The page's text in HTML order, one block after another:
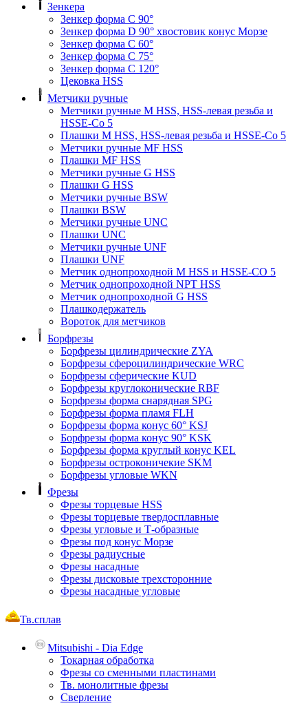
Зенкера
Зенкер форма С 90°
Зенкер форма D 90° хвостовик конус Морзе
Зенкер форма С 60°
Зенкер форма С 75°
Зенкер форма С 120°
Цековка HSS
Метчики ручные
Метчики ручные M HSS, HSS-левая резьба и
HSSE-Co 5
Плашки M HSS, HSS-левая резьба и HSSE-Co 5
Метчики ручные MF HSS
Плашки MF HSS
Метчики ручные G HSS
Плашки G HSS
Метчики ручные BSW
Плашки BSW
Метчики ручные UNC
Плашки UNC
Метчики ручные UNF
Плашки UNF
Метчик однопроходной M HSS и HSSE-CO 5
Метчик однопроходной NPT HSS
Метчик однопроходной G HSS
Плашкодержатель
Вороток для метчиков
Борфрезы
Борфрезы цилиндрические ZYA
Борфрезы сфероцилиндрические WRC
Борфрезы сферические KUD
Борфрезы круглоконические RBF
Борфрезы форма снарядная SPG
Борфрезы форма пламя FLH
Борфрезы форма конус 60° KSJ
Борфрезы форма конус 90° KSK
Борфрезы форма круглый конус KEL
Борфрезы остроконичекие SKM
Борфрезы угловые WKN
Фрезы
Фрезы торцевые HSS
Фрезы торцевые твердосплавные
Фрезы угловые и Т-образные
Фрезы под конус Морзе
Фрезы радиусные
Фрезы насадные
Фрезы дисковые трехсторонние
Фрезы насадные угловые
Тв.сплав
Mitsubishi - Dia Edge
Токарная обработка
Фрезы со сменными пластинами
Тв. монолитные фрезы
Сверление